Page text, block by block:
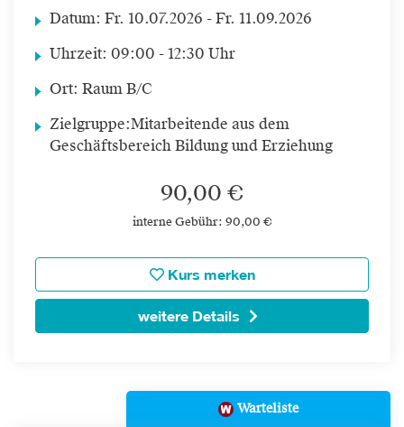
Datum: Fr. 10.07.2026 - Fr. 11.09.2026
Uhrzeit: 09:00 - 12:30 Uhr
Ort: Raum B/C
Zielgruppe:Mitarbeitende aus dem
Geschäftsbereich Bildung und Erziehung
90,00 €
interne Gebühr: 90,00 €
Kurs merken
weitere Details
Warteliste